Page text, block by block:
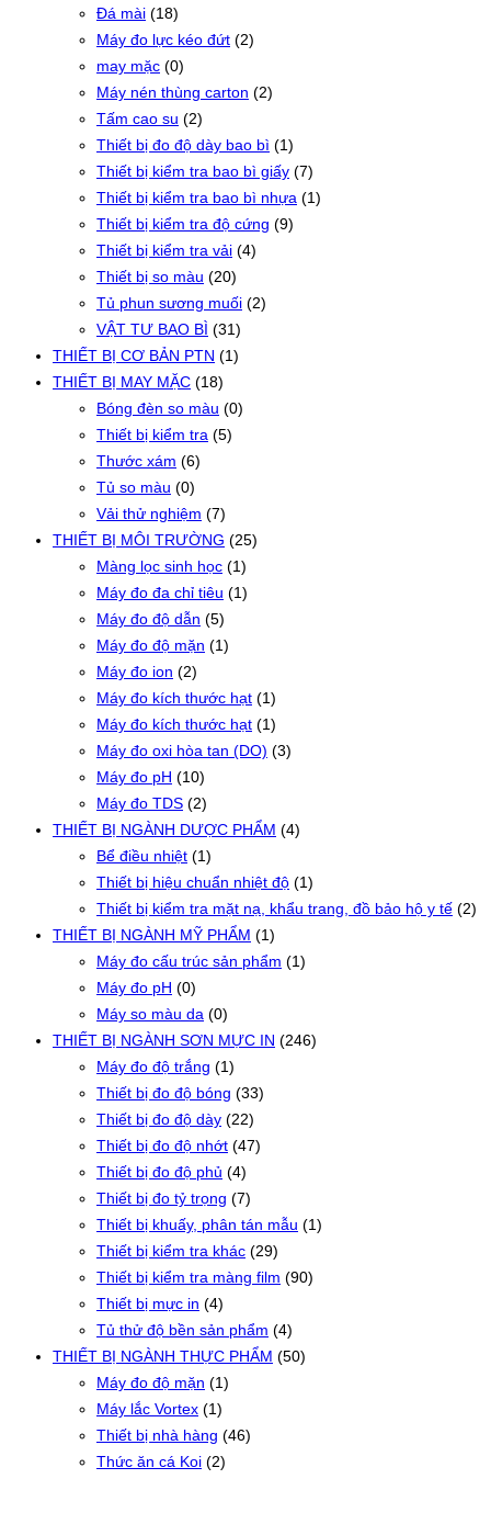
Đá mài (18)
Máy đo lực kéo đứt (2)
may mặc (0)
Máy nén thùng carton (2)
Tấm cao su (2)
Thiết bị đo độ dày bao bì (1)
Thiết bị kiểm tra bao bì giấy (7)
Thiết bị kiểm tra bao bì nhựa (1)
Thiết bị kiểm tra độ cứng (9)
Thiết bị kiểm tra vải (4)
Thiết bị so màu (20)
Tủ phun sương muối (2)
VẬT TƯ BAO BÌ (31)
THIẾT BỊ CƠ BẢN PTN (1)
THIẾT BỊ MAY MẶC (18)
Bóng đèn so màu (0)
Thiết bị kiểm tra (5)
Thước xám (6)
Tủ so màu (0)
Vải thử nghiệm (7)
THIẾT BỊ MÔI TRƯỜNG (25)
Màng lọc sinh học (1)
Máy đo đa chỉ tiêu (1)
Máy đo độ dẫn (5)
Máy đo độ mặn (1)
Máy đo ion (2)
Máy đo kích thước hạt (1)
Máy đo kích thước hạt (1)
Máy đo oxi hòa tan (DO) (3)
Máy đo pH (10)
Máy đo TDS (2)
THIẾT BỊ NGÀNH DƯỢC PHẨM (4)
Bể điều nhiệt (1)
Thiết bị hiệu chuẩn nhiệt độ (1)
Thiết bị kiểm tra mặt nạ, khẩu trang, đồ bảo hộ y tế (2)
THIẾT BỊ NGÀNH MỸ PHẨM (1)
Máy đo cấu trúc sản phẩm (1)
Máy đo pH (0)
Máy so màu da (0)
THIẾT BỊ NGÀNH SƠN MỰC IN (246)
Máy đo độ trắng (1)
Thiết bị đo độ bóng (33)
Thiết bị đo độ dày (22)
Thiết bị đo độ nhớt (47)
Thiết bị đo độ phủ (4)
Thiết bị đo tỷ trọng (7)
Thiết bị khuấy, phân tán mẫu (1)
Thiết bị kiểm tra khác (29)
Thiết bị kiểm tra màng film (90)
Thiết bị mực in (4)
Tủ thử độ bền sản phẩm (4)
THIẾT BỊ NGÀNH THỰC PHẨM (50)
Máy đo độ mặn (1)
Máy lắc Vortex (1)
Thiết bị nhà hàng (46)
Thức ăn cá Koi (2)